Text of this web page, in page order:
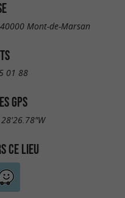
Mont-de-Marsan
01 88
GPS
CE LIEU